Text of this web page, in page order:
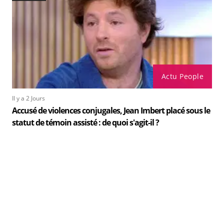
Actu People
Il y a 2 Jours
Accusé de violences conjugales, Jean Imbert placé sous le
statut de témoin assisté : de quoi s'agit-il ?